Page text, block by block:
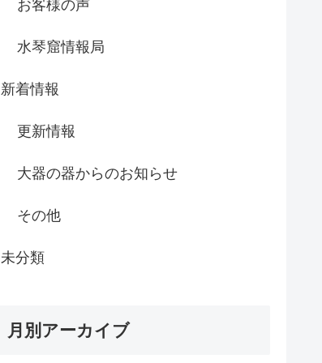
お客様の声
水琴窟情報局
新着情報
更新情報
大器の器からのお知らせ
その他
未分類
月別アーカイブ